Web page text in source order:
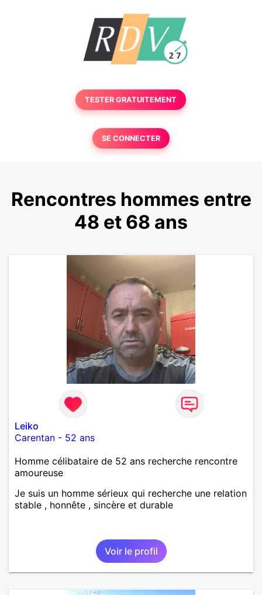
TESTER GRATUITEMENT
SE CONNECTER
Rencontres hommes entre
48 et 68 ans
Leiko
Carentan - 52 ans
Homme célibataire de 52 ans recherche rencontre
amoureuse
Je suis un homme sérieux qui recherche une relation
stable , honnête , sincère et durable
Voir le profil